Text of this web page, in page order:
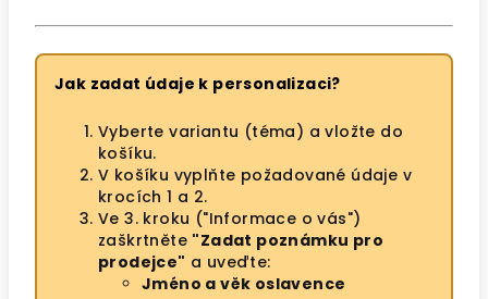
Jak zadat údaje k personalizaci?
Vyberte variantu (téma) a vložte do
košíku.
V košíku vyplňte požadované údaje v
krocích 1 a 2.
Ve 3. kroku ("Informace o vás")
zaškrtněte "Zadat poznámku pro
prodejce" a uveďte:
Jméno a věk oslavence